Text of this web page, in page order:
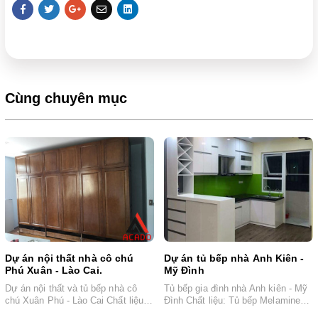
Cùng chuyên mục
Dự án nội thất nhà cô chú
Phú Xuân - Lào Cai.
Dự án nội thất và tủ bếp nhà cô
chú Xuân Phú - Lào Cai Chất liệu:
Dự án tủ bếp nhà Anh Kiên -
Mỹ Đình
Tủ bếp gia đình nhà Anh kiên - Mỹ
Đình Chất liệu: Tủ bếp Melamine